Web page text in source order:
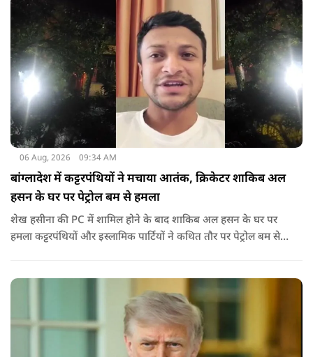
06 Aug, 2026 09:34 AM
बांग्लादेश में कट्टरपंथियों ने मचाया आतंक, क्रिकेटर शाकिब अल
हसन के घर पर पेट्रोल बम से हमला
शेख हसीना की PC में शामिल होने के बाद शाकिब अल हसन के घर पर
हमला कट्टरपंथियों और इस्लामिक पार्टियों ने कथित तौर पर पेट्रोल बम से
जरिए संबोधन दिया था.